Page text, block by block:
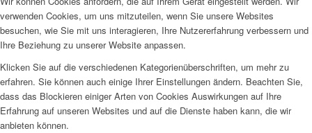
verwenden Cookies, um uns mitzuteilen, wenn Sie unsere Websites
besuchen, wie Sie mit uns interagieren, Ihre Nutzererfahrung verbessern und
Ihre Beziehung zu unserer Website anpassen.
Klicken Sie auf die verschiedenen Kategorienüberschriften, um mehr zu
erfahren. Sie können auch einige Ihrer Einstellungen ändern. Beachten Sie,
dass das Blockieren einiger Arten von Cookies Auswirkungen auf Ihre
Erfahrung auf unseren Websites und auf die Dienste haben kann, die wir
anbieten können.